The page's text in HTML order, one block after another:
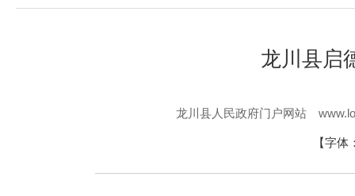
龙川县启
龙川县人民政府门户网站
【字体